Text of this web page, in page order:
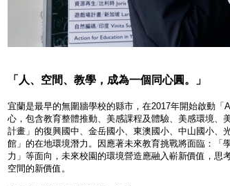
「人、空間、教學，成為一個同心圓。」
宜蘭是最早的無圍牆學校的縣市，在2017年開始啟動「
心，包含教育整體推動、美感課程及體驗、美感環境、
計畫」的復興國中、金岳國小、東澳國小、中山國小、
館」的在地環境潛力。因應著未來教育挑戰將面臨：「
力」等面向，未來校園的環境營造應融入嶄新價值，思
空間的新價值。